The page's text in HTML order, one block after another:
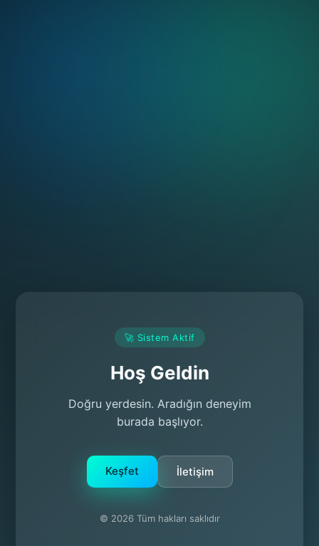
🚀 Sistem Aktif
Hoş Geldin
Doğru yerdesin. Aradığın deneyim
burada başlıyor.
Keşfet İletişim
© 2026 Tüm hakları saklıdır